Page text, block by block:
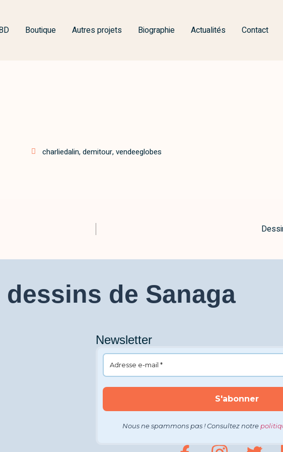
Boutique Autres projets Biographie Actualités Contact
charliedalin,demitour,vendeeglobes
dessins de Sanaga
Newsletter
Nous ne spammons pas ! Consultez notre